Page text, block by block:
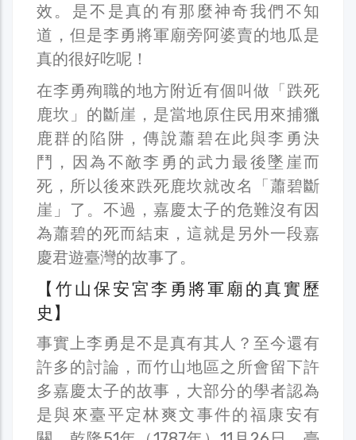
效。是不是真的有那麼神奇我們不知
道，但是李勇將軍廟旁阿婆賣的地瓜是
真的很好吃呢！
在李勇殉職的地方附近有個叫做「跌死
鹿坎」的斷崖，是當地原住民用來捕獵
鹿群的陷阱，傳說蕭碧在此與李勇決
鬥，因為不敵李勇的武力最後墜崖而
死，所以後來跌死鹿坎就改名「蕭碧斷
崖」了。不過，嘉慶太子的危難沒有因
為蕭碧的死而結束，這就是另外一段嘉
慶君遊臺灣的故事了。
【竹山保安宮李勇將軍廟的真實歷
史】
事實上李勇是不是真有其人？至今還有
許多的討論，而竹山地區之所會留下許
多嘉慶太子的故事，大部分的學者認為
是與來臺平定林爽文事件的福康安有